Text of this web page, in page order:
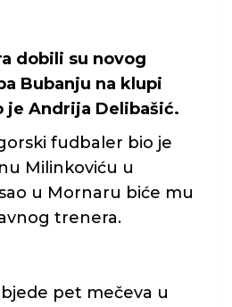
dobili su novog
Bubanju na klupi
je Andrija Delibašić.
fudbaler bio je
Milinkoviću u
u Mornaru biće mu
trenera.
pet mečeva u